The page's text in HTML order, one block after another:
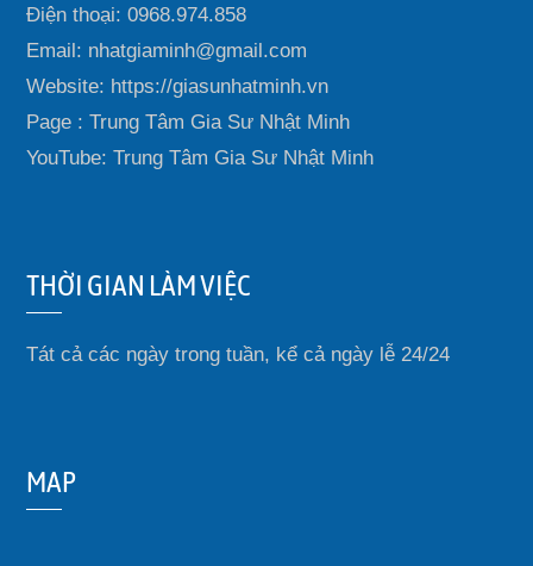
Điện thoại: 0968.974.858
Email: nhatgiaminh@gmail.com
Website: https://giasunhatminh.vn
Page : Trung Tâm Gia Sư Nhật Minh
YouTube: Trung Tâm Gia Sư Nhật Minh
THỜI GIAN LÀM VIỆC
Tát cả các ngày trong tuần, kể cả ngày lễ 24/24
MAP